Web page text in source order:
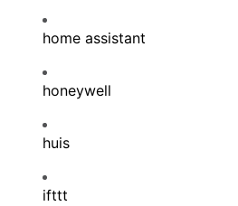
home assistant
honeywell
huis
ifttt